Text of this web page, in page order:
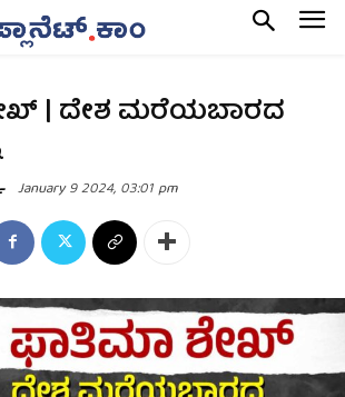
| ದೇಶ ಮರೆಯಬಾರದ
January 9 2024, 03:01 pm